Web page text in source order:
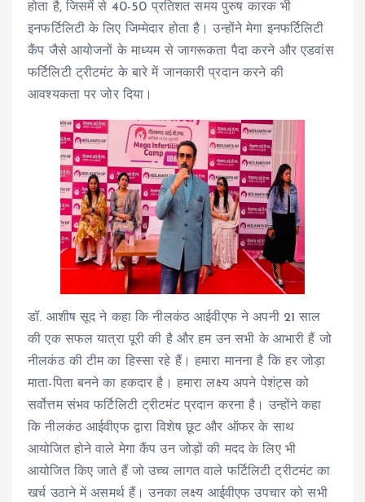
होता है, जिसमें से 40-50 प्रतिशत समय पुरुष कारक भी
इनफर्टिलिटी के लिए जिम्मेदार होता है। उन्होंने मेगा इनफर्टिलिटी
कैंप जैसे आयोजनों के माध्यम से जागरूकता पैदा करने और एडवांस
फर्टिलिटी ट्रीटमंट के बारे में जानकारी प्रदान करने की
आवश्यकता पर जोर दिया।
डॉ. आशीष सूद ने कहा कि नीलकंठ आईवीएफ ने अपनी 21 साल
की एक सफल यात्रा पूरी की है और हम उन सभी के आभारी हैं जो
नीलकंठ की टीम का हिस्सा रहे हैं। हमारा मानना है कि हर जोड़ा
माता-पिता बनने का हकदार है। हमारा लक्ष्य अपने पेशंट्स को
सर्वोत्तम संभव फर्टिलिटी ट्रीटमंट प्रदान करना है। उन्होंने कहा
कि नीलकंठ आईवीएफ द्वारा विशेष छूट और ऑफर के साथ
आयोजित होने वाले मेगा कैंप उन जोड़ों की मदद के लिए भी
आयोजित किए जाते हैं जो उच्च लागत वाले फर्टिलिटी ट्रीटमंट का
खर्च उठाने में असमर्थ हैं। उनका लक्ष्य आईवीएफ उपचार को सभी